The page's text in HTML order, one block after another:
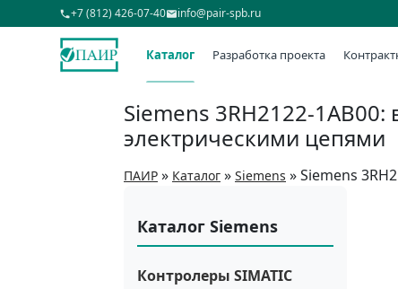
+7 (812) 426-07-40 info@pair-spb.ru
Каталог Разработка проекта
Siemens 3RH2122-
электрическими цепями
ПАИР » Каталог » Siemens »Siemens
Каталог Siemens
Контролеры SIMATIC